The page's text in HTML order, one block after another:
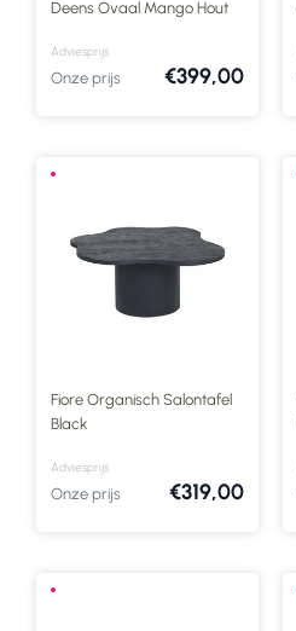
Deens Ovaal Mango Hout
Adviesprijs
Onze prijs €399,00
Fiore Organisch Salontafel
Black
Adviesprijs
Onze prijs €319,00